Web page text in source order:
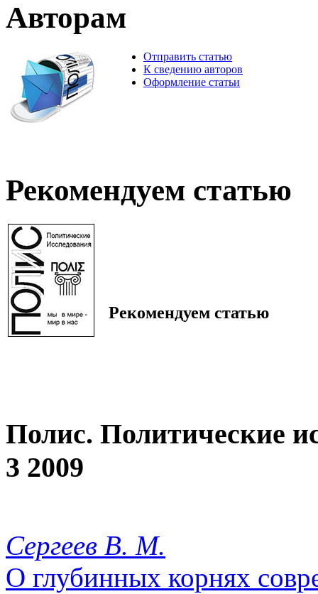
Авторам
Отправить статью
К сведению авторов
Оформление статьи
Рекомендуем статью
Рекомендуем статью
Полис. Политические
3 2009
Сергеев В. М.
О глубинных корнях